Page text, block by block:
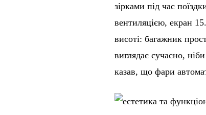
зірками під час
вентиляцією, екран
висоті: багажник
виглядає сучасно,
казав, що фари